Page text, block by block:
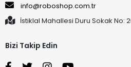
info@roboshop.com.tr
İstiklal Mahallesi Duru Sokak No:
Bizi Takip Edin